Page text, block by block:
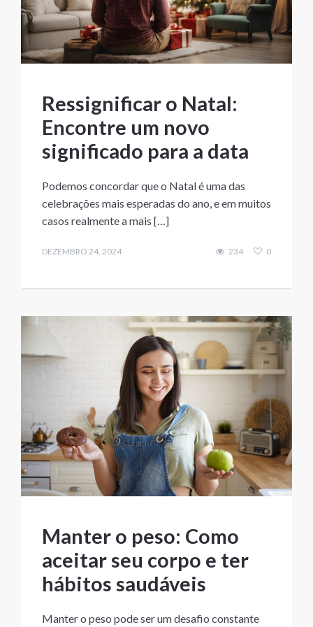
Ressignificar o Natal:
Encontre um novo
significado para a data
Podemos concordar que o Natal é uma das
celebrações mais esperadas do ano, e em muitos
casos realmente a mais […]
DEZEMBRO 24, 2024 234 0
Manter o peso: Como
aceitar seu corpo e ter
hábitos saudáveis
Manter o peso pode ser um desafio constante